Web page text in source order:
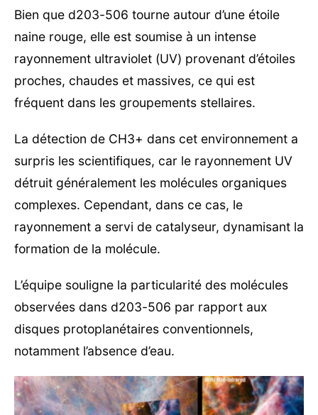
Bien que d203-506 tourne autour d’une étoile
naine rouge, elle est soumise à un intense
rayonnement ultraviolet (UV) provenant d’étoiles
proches, chaudes et massives, ce qui est
fréquent dans les groupements stellaires.
La détection de CH3+ dans cet environnement a
surpris les scientifiques, car le rayonnement UV
détruit généralement les molécules organiques
complexes. Cependant, dans ce cas, le
rayonnement a servi de catalyseur, dynamisant la
formation de la molécule.
L’équipe souligne la particularité des molécules
observées dans d203-506 par rapport aux
disques protoplanétaires conventionnels,
notamment l’absence d’eau.